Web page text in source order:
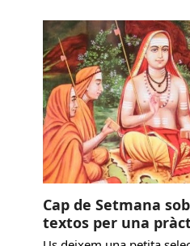
Cap de Setmana
textos per una